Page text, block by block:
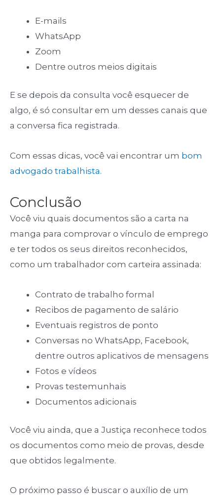
E-mails
WhatsApp
Zoom
Dentre outros meios digitais
E se depois da consulta você esquecer de
algo, é só consultar em um desses canais que
a conversa fica registrada.
Com essas dicas, você vai encontrar um bom
advogado trabalhista.
Conclusão
Você viu quais documentos são a carta na
manga para comprovar o vínculo de emprego
e ter todos os seus direitos reconhecidos,
como um trabalhador com carteira assinada:
Contrato de trabalho formal
Recibos de pagamento de salário
Eventuais registros de ponto
Conversas no WhatsApp, Facebook,
dentre outros aplicativos de mensagens
Fotos e vídeos
Provas testemunhais
Documentos adicionais
Você viu ainda, que a Justiça reconhece todos
os documentos como meio de provas, desde
que obtidos legalmente.
O próximo passo é buscar o auxílio de um